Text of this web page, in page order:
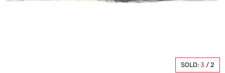
SOLD: 3 / 2